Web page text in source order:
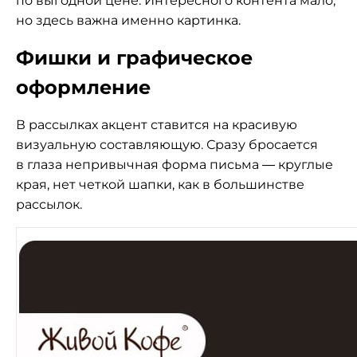
но здесь важна именно картинка.
Фишки и графическое
оформление
В рассылках акцент ставится на красивую
визуальную составляющую. Сразу бросается
в глаза непривычная форма письма — круглые
края, нет четкой шапки, как в большинстве
рассылок.